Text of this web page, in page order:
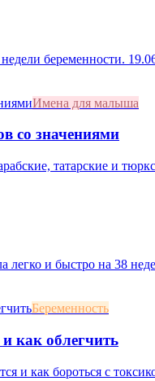
беременности.
Имена для малыша
со значениями
татарские и
легко и быстро на 38
Беременность
как облегчить
и как бороться с